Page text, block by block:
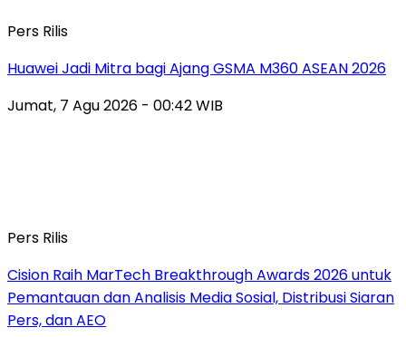
Pers Rilis
Huawei Jadi Mitra bagi Ajang GSMA M360 ASEAN 2026
Jumat, 7 Agu 2026 - 00:42 WIB
Pers Rilis
Cision Raih MarTech Breakthrough Awards 2026 untuk
Pemantauan dan Analisis Media Sosial, Distribusi Siaran
Pers, dan AEO